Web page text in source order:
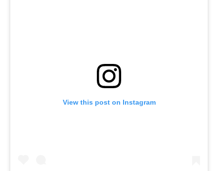
View this post on Instagram